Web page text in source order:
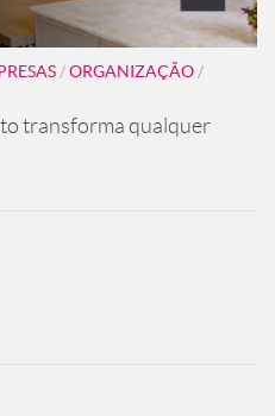
/ORGANIZAÇÃO /
transforma qualquer